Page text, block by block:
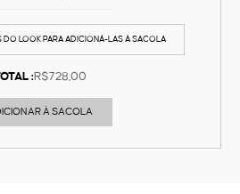
DO LOOK PARA ADICIONÁ-LAS À SACOLA
:R$728,00
À SACOLA